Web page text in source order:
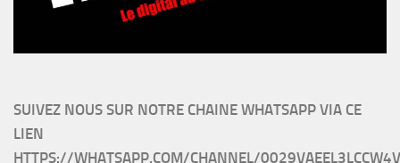
SUIVEZ NOUS SUR NOTRE CHAINE WHATSAPP VIA CE
LIEN
HTTPS://WHATSAPP.COM/CHANNEL/